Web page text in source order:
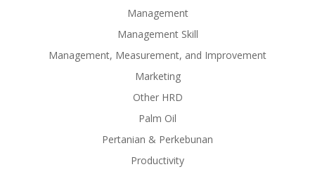
Management
Management Skill
Management, Measurement, and Improvement
Marketing
Other HRD
Palm Oil
Pertanian & Perkebunan
Productivity